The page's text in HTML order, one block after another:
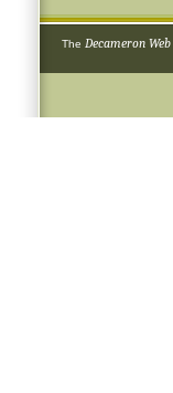
The Decameron Web